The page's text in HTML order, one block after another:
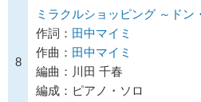
8
ミラクルショッピング ～ドン
作詞： 田中マイミ
作曲： 田中マイミ
編曲：川田 千春
編成：ピアノ・ソロ